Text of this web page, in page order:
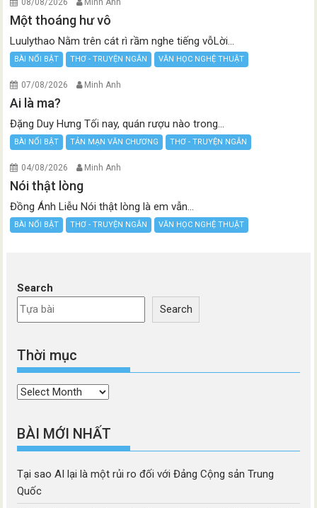
08/08/2026 Minh Anh
Một thoáng hư vô
Luulythao Nằm trên cát rì rầm nghe tiếng vỗLời...
BÀI NỔI BẬT THƠ - TRUYỆN NGẮN VĂN HỌC NGHỆ THUẬT
07/08/2026 Minh Anh
Ai là ma?
Đặng Duy Hưng Tối nay, quán rượu nào trong...
BÀI NỔI BẬT TẢN MẠN VĂN CHƯƠNG THƠ - TRUYỆN NGẮN
04/08/2026 Minh Anh
Nói thật lòng
Đồng Ánh Liễu Nói thật lòng là em vẫn...
BÀI NỔI BẬT THƠ - TRUYỆN NGẮN VĂN HỌC NGHỆ THUẬT
Search
Search
Thời mục
Thời
BÀI MỚI NHẤT
Tại sao AI lại là một rủi ro đối với Đảng Cộng sản Trung
Quốc